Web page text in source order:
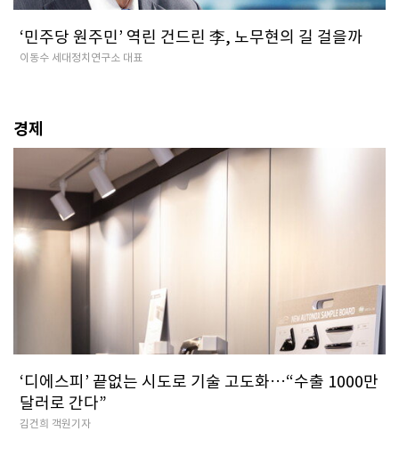
‘민주당 원주민’ 역린 건드린 李, 노무현의 길 걸을까
이동수 세대정치연구소 대표
경제
‘디에스피’ 끝없는 시도로 기술 고도화…“수출 1000만
달러로 간다”
김건희 객원기자